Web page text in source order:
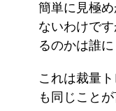
簡単に見極
ないわけで
るのかは誰に
これは裁量
も同じことが